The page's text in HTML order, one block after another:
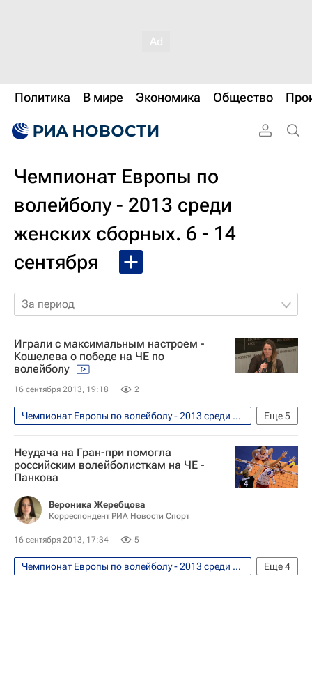
Политика В мире Экономика Общество
Чемпионат Европы по
волейболу - 2013 среди
женских сборных. 6 - 14
сентября
За период
Играли с максимальным настроем -
Кошелева о победе на ЧЕ по
волейболу
16 сентября 2013, 19:18 2
Еще5
Чемпионат Европы по волейболу - 2013 среди женских сборных. 6 - 14 сентября
Видео
Волейбол
Россия (ж)
Неудача на Гран-при помогла
российским волейболисткам на ЧЕ -
Панкова
Вероника Жеребцова
Корреспондент РИА Новости Спорт
16 сентября 2013, 17:34 5
Еще4
Чемпионат Европы по волейболу - 2013 среди женских сборных. 6 - 14 сентября
Волейбол